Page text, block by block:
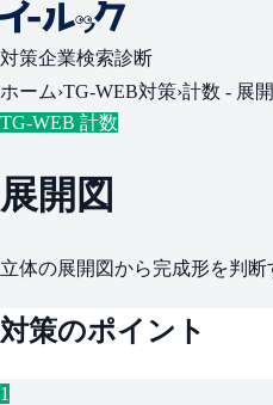
対策企業検索診断
ホーム›TG-WEB対策›計数 - 展
TG-WEB 計数
展開図
立体の展開図から完成形を判断
対策のポイント
1